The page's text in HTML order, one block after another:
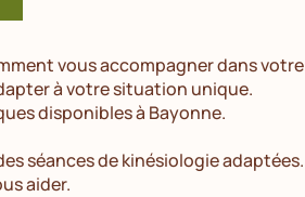
vous accompagner dans votre
à votre situation unique.
disponibles à Bayonne.
séances de kinésiologie adaptées.
aider.